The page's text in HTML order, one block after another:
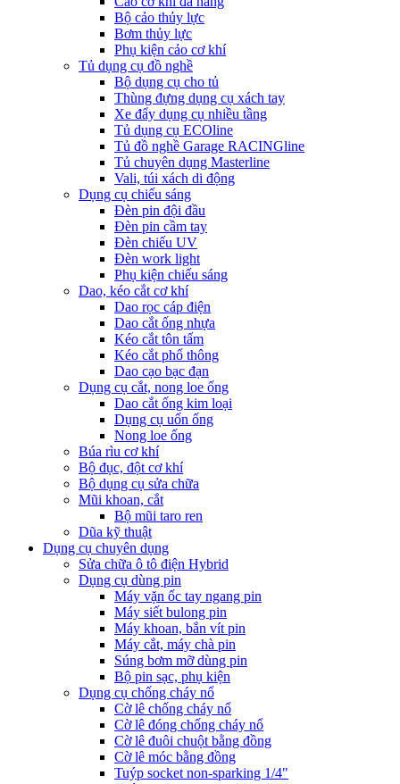
Bộ cảo thủy lực
Bơm thủy lực
Phụ kiện cảo cơ khí
Tủ dụng cụ đồ nghề
Bộ dụng cụ cho tủ
Thùng đựng dụng cụ xách tay
Xe đẩy dụng cụ nhiều tầng
Tủ dụng cụ ECOline
Tủ đồ nghề Garage RACINGline
Tủ chuyên dụng Masterline
Vali, túi xách di động
Dụng cụ chiếu sáng
Đèn pin đội đầu
Đèn pin cầm tay
Đèn chiếu UV
Đèn work light
Phụ kiện chiếu sáng
Dao, kéo cắt cơ khí
Dao rọc cáp điện
Dao cắt ống nhựa
Kéo cắt tôn tấm
Kéo cắt phổ thông
Dao cạo bạc đạn
Dụng cụ cắt, nong loe ống
Dao cắt ống kim loại
Dụng cụ uốn ống
Nong loe ống
Búa rìu cơ khí
Bộ đục, đột cơ khí
Bộ dụng cụ sửa chữa
Mũi khoan, cắt
Bộ mũi taro ren
Dũa kỹ thuật
Dụng cụ chuyên dụng
Sửa chữa ô tô điện Hybrid
Dụng cụ dùng pin
Máy vặn ốc tay ngang pin
Máy siết bulong pin
Máy khoan, bắn vít pin
Máy cắt, máy chà pin
Súng bơm mỡ dùng pin
Bộ pin sạc, phụ kiện
Dụng cụ chống cháy nổ
Cờ lê chống cháy nổ
Cờ lê đóng chống cháy nổ
Cờ lê đuôi chuột bằng đồng
Cờ lê móc bằng đồng
Tuýp socket non-sparking 1/4"